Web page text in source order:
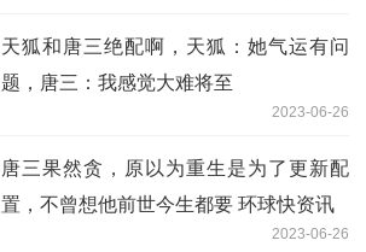
天狐和唐三绝配啊，天狐：她气运有问
题，唐三：我感觉大难将至
2023-06-26
唐三果然贪，原以为重生是为了更新配
置，不曾想他前世今生都要 环球快资讯
2023-06-26